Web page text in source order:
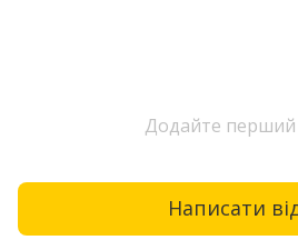
Додайте перший
Написати